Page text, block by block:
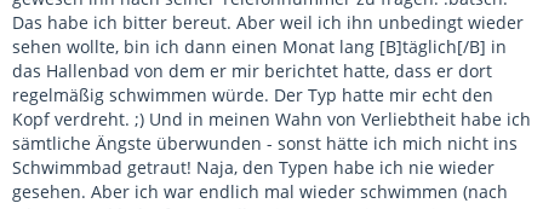
Das habe ich bitter bereut. Aber weil ich ihn unbedingt wieder
sehen wollte, bin ich dann einen Monat lang [B]täglich[/B] in
das Hallenbad von dem er mir berichtet hatte, dass er dort
regelmäßig schwimmen würde. Der Typ hatte mir echt den
Kopf verdreht. ;) Und in meinen Wahn von Verliebtheit habe ich
sämtliche Ängste überwunden - sonst hätte ich mich nicht ins
Schwimmbad getraut! Naja, den Typen habe ich nie wieder
gesehen. Aber ich war endlich mal wieder schwimmen (nach